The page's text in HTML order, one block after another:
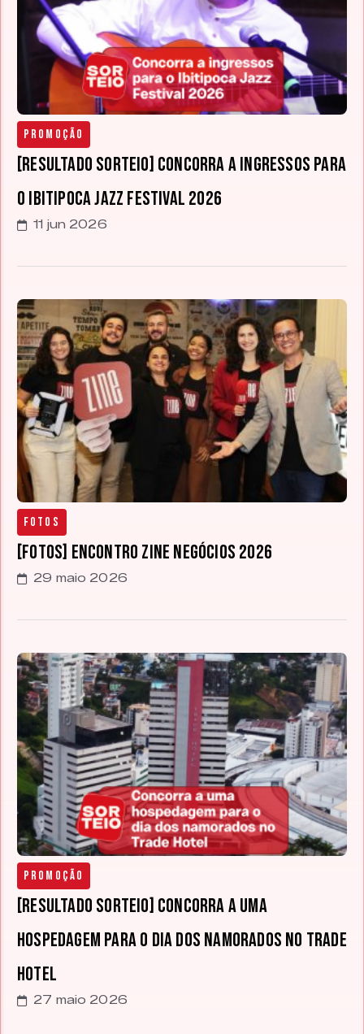
Promoção
[RESULTADO SORTEIO] Concorra a ingressos para
o Ibitipoca Jazz Festival 2026
11 jun 2026
Fotos
[FOTOS] Encontro Zine Negócios 2026
29 maio 2026
Promoção
[RESULTADO SORTEIO] Concorra a uma
hospedagem para o dia dos namorados no Trade
Hotel
27 maio 2026